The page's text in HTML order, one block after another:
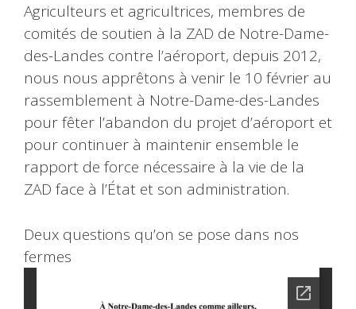
Agriculteurs et agricultrices, membres de
comités de soutien à la ZAD de Notre-Dame-
des-Landes contre l’aéroport, depuis 2012,
nous nous apprêtons à venir le 10 février au
rassemblement à Notre-Dame-des-Landes
pour fêter l’abandon du projet d’aéroport et
pour continuer à maintenir ensemble le
rapport de force nécessaire à la vie de la
ZAD face à l’État et son administration.
Deux questions qu’on se pose dans nos
fermes